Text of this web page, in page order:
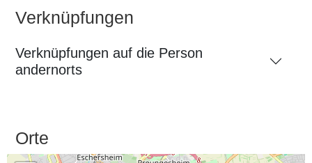
Verknüpfungen
Verknüpfungen auf die Person
andernorts
Orte